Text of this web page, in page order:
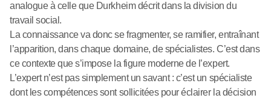
analogue à celle que Durkheim décrit dans la division du
travail social.
La connaissance va donc se fragmenter, se ramifier, entraînant
l’apparition, dans chaque domaine, de spécialistes. C’est dans
ce contexte que s’impose la figure moderne de l’expert.
L’expert n’est pas simplement un savant : c’est un spécialiste
dont les compétences sont sollicitées pour éclairer la décision